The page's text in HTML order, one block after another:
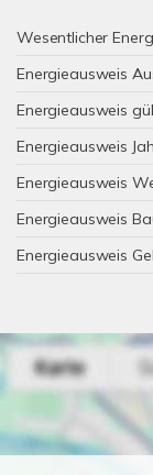
Wesentlicher
Energieausweis
Energieausweis
Energieausweis
Energieausweis
Energieausweis
Energieausweis